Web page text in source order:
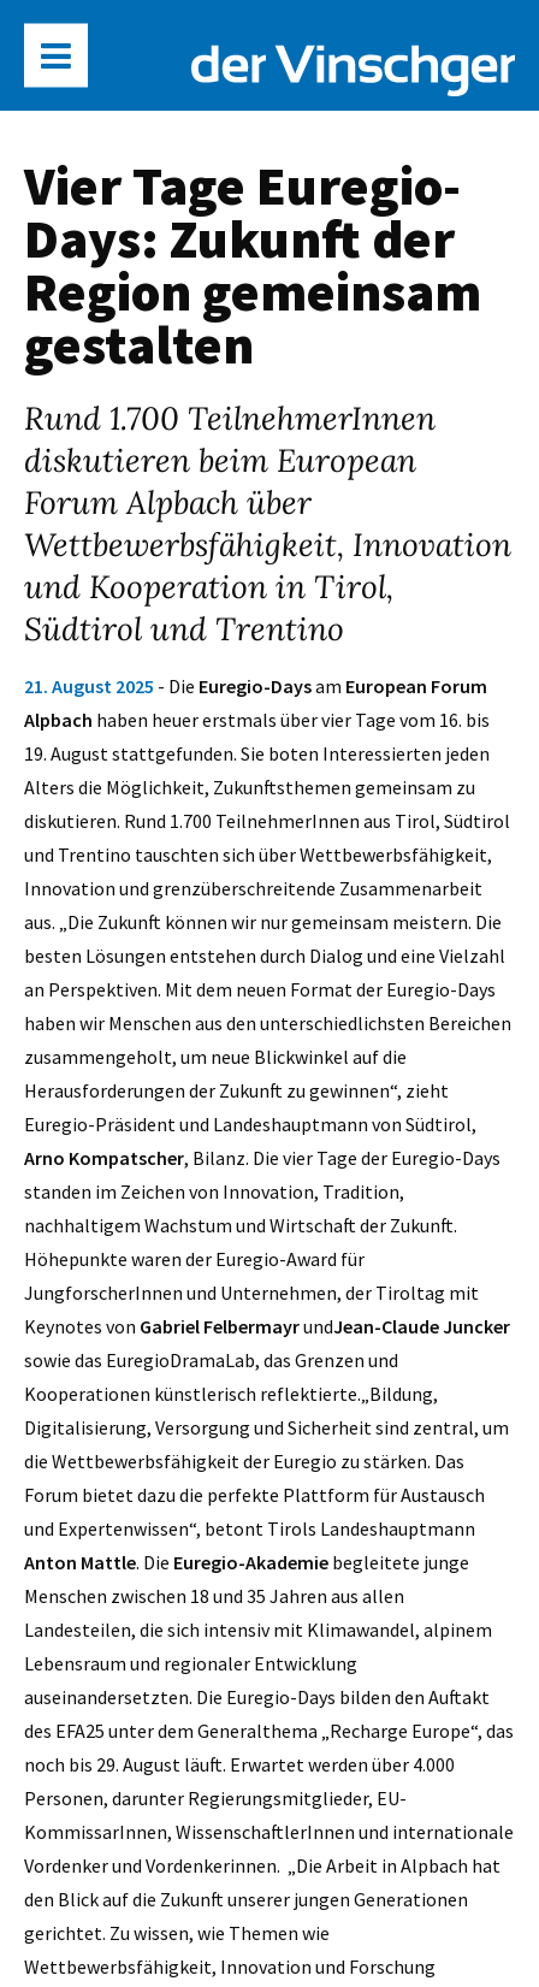
Vier Tage Euregio-
Days: Zukunft der
Region gemeinsam
gestalten
Rund 1.700 TeilnehmerInnen
diskutieren beim European
Forum Alpbach über
Wettbewerbsfähigkeit, Innovation
und Kooperation in Tirol,
Südtirol und Trentino
21. August 2025 - Die Euregio-Daysam European Forum
Alpbach haben heuer erstmals über vier Tage vom 16. bis
19. August stattgefunden. Sie boten Interessierten jeden
Alters die Möglichkeit, Zukunftsthemen gemeinsam zu
diskutieren. Rund 1.700 TeilnehmerInnen aus Tirol, Südtirol
und Trentino tauschten sich über Wettbewerbsfähigkeit,
Innovation und grenzüberschreitende Zusammenarbeit
aus. „Die Zukunft können wir nur gemeinsam meistern. Die
besten Lösungen entstehen durch Dialog und eine Vielzahl
an Perspektiven. Mit dem neuen Format der Euregio-Days
haben wir Menschen aus den unterschiedlichsten Bereichen
zusammengeholt, um neue Blickwinkel auf die
Herausforderungen der Zukunft zu gewinnen“, zieht
Euregio-Präsident und Landeshauptmann von Südtirol,
Arno Kompatscher, Bilanz. Die vier Tage der Euregio-Days
standen im Zeichen von Innovation, Tradition,
nachhaltigem Wachstum und Wirtschaft der Zukunft.
Höhepunkte waren der Euregio-Award für
JungforscherInnen und Unternehmen, der Tiroltag mit
Keynotes von Gabriel FelbermayrundJean-Claude Juncker
sowie das EuregioDramaLab, das Grenzen und
Kooperationen künstlerisch reflektierte.„Bildung,
Digitalisierung, Versorgung und Sicherheit sind zentral, um
die Wettbewerbsfähigkeit der Euregio zu stärken. Das
Forum bietet dazu die perfekte Plattform für Austausch
und Expertenwissen“, betont Tirols Landeshauptmann
Anton Mattle. Die Euregio-Akademie begleitete junge
Menschen zwischen 18 und 35 Jahren aus allen
Landesteilen, die sich intensiv mit Klimawandel, alpinem
Lebensraum und regionaler Entwicklung
auseinandersetzten. Die Euregio-Days bilden den Auftakt
des EFA25 unter dem Generalthema „Recharge Europe“, das
noch bis 29. August läuft. Erwartet werden über 4.000
Personen, darunter Regierungsmitglieder, EU-
KommissarInnen, WissenschaftlerInnen und internationale
Vordenker und Vordenkerinnen. „Die Arbeit in Alpbach hat
den Blick auf die Zukunft unserer jungen Generationen
gerichtet. Zu wissen, wie Themen wie
Wettbewerbsfähigkeit, Innovation und Forschung